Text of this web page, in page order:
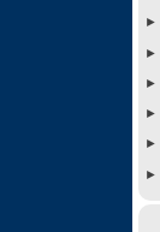
►
►
►
►
►
►